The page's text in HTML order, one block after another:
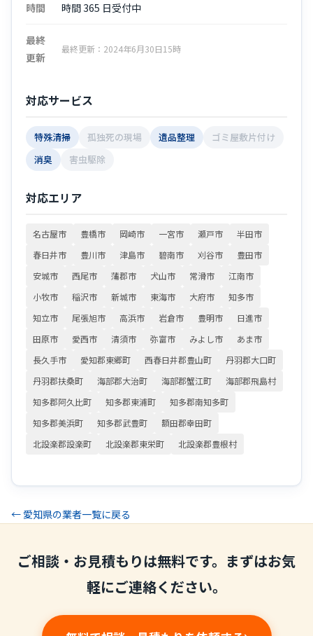
時間
時間 365 日受付中
最終
更新
最終更新：2024年6月30日15時
対応サービス
特殊清掃 孤独死の現場 遺品整理
ゴミ屋敷片付け
消臭
害虫駆除
対応エリア
名古屋市 豊橋市 岡崎市 一宮市 瀬戸市
半田市
春日井市
豊川市 津島市 碧南市 刈谷市
豊田市
安城市
西尾市 蒲郡市 犬山市 常滑市
江南市
小牧市
稲沢市 新城市 東海市 大府市
知多市
知立市
尾張旭市 高浜市 岩倉市 豊明市
日進市
田原市
愛西市 清須市 弥富市 みよし市
あま市
長久手市
愛知郡東郷町 西春日井郡豊山町
丹羽郡大口町
丹羽郡扶桑町
海部郡大治町 海部郡蟹江町
海部郡飛島村
知多郡阿久比町
知多郡東浦町
知多郡南知多町
知多郡美浜町
知多郡武豊町
額田郡幸田町
北設楽郡設楽町
北設楽郡東栄町 北設楽郡豊根村
← 愛知県の業者一覧に戻る
ご相談・お見積もりは無料です。まずはお気
軽にご連絡ください。